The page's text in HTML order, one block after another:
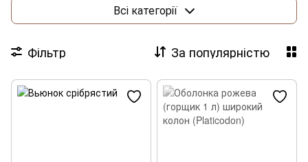
Нарциси
Платікодон
Люпін
Єремурус
Фрітілларія Канни
Всі категорії
Фільтр За популярністю